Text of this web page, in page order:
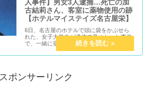
人事件】男女3人逮捕…死亡の加
古結莉さん、客室に薬物使用の跡
【ホテルマイステイズ名古屋栄】
6日、名古屋のホテルで頭に袋をかぶせら
れた、女子大学生が遺体で見つかった事件
で、一緒に宿泊していた3人が逮捕されま
した。殺人の疑いで逮捕されたのは、福島
県伊達市のパート従業員・渡邉真由美容疑
スポンサーリンク